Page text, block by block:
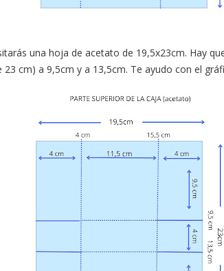
una hoja de acetato de 19,5x23cm. Hay
23 cm) a 9,5cm y a 13,5cm. Te ayudo con el